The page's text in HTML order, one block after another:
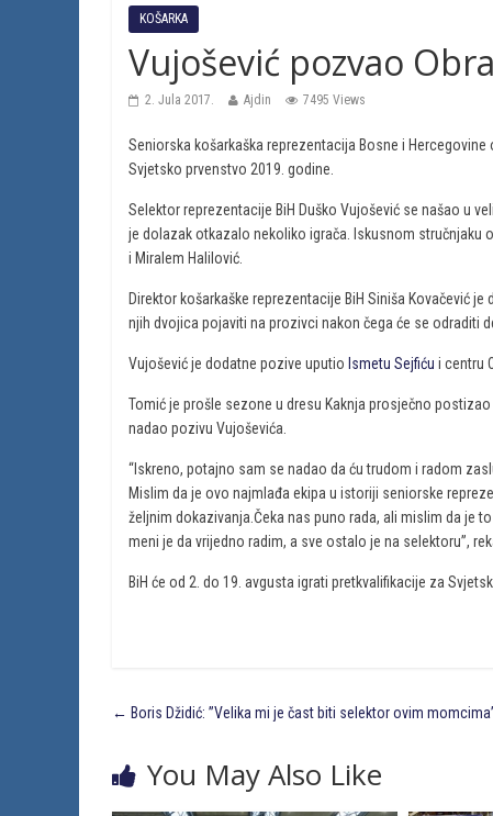
KOŠARKA
Vujošević pozvao
2. Jula 2017. Ajdin 7495 Views
Seniorska košarkaška reprezentacija Bosne i
Svjetsko prvenstvo 2019. godine.
Selektor reprezentacije BiH Duško Vujošević se našao u
je dolazak otkazalo nekoliko igrača. Iskusnom stručnjaku
i Miralem Halilović.
Direktor košarkaške reprezentacije BiH Siniša Kovačević
njih dvojica pojaviti na prozivci nakon čega će se odraditi
Vujošević je dodatne pozive uputio Ismetu Sejfiću i centru
Tomić je prošle sezone u dresu Kaknja prosječno
nadao pozivu Vujoševića.
“Iskreno, potajno sam se nadao da ću trudom i radom
Mislim da je ovo najmlađa ekipa u istoriji seniorske
željnim dokazivanja.Čeka nas puno rada, ali mislim da je
meni je da vrijedno radim, a sve ostalo je na selektoru”,
BiH će od 2. do 19. avgusta igrati pretkvalifikacije za
← Boris Džidić: ”Velika mi je čast biti selektor ovim
You May Also Like